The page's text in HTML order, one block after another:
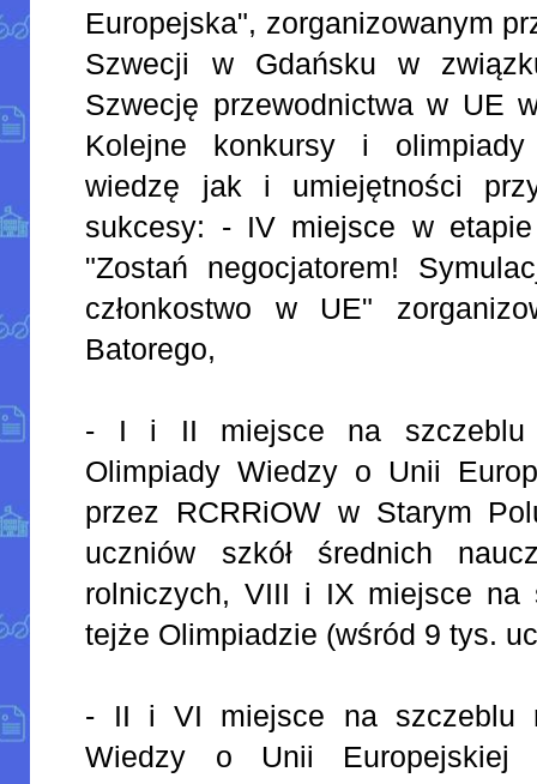
Europejska", zorganizowanym
Szwecji w Gdańsku w
Szwecję przewodnictwa w UE
Kolejne konkursy i olimpiady
wiedzę jak i umiejętności
sukcesy: - IV miejsce w
"Zostań negocjatorem!
członkostwo w UE"
Batorego,
- I i II miejsce na szczeblu
Olimpiady Wiedzy o Unii
przez RCRRiOW w Starym
uczniów szkół średnich
rolniczych, VIII i IX miejsce na
tejże Olimpiadzie (wśród 9 tys.
- II i VI miejsce na szczeblu
Wiedzy o Unii Europejskiej